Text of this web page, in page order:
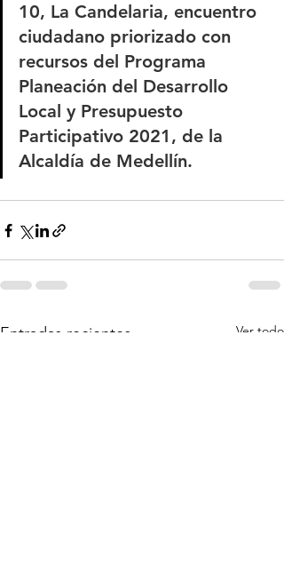
10, La Candelaria, encuentro
ciudadano priorizado con
recursos del Programa
Planeación del Desarrollo
Local y Presupuesto
Participativo 2021, de la
Alcaldía de Medellín.
Entradas recientes Ver todo